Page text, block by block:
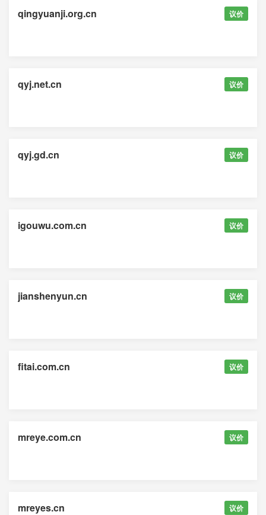
qingyuanji.org.cn 议价
qyj.net.cn 议价
qyj.gd.cn 议价
igouwu.com.cn 议价
jianshenyun.cn 议价
fitai.com.cn 议价
mreye.com.cn 议价
mreyes.cn 议价